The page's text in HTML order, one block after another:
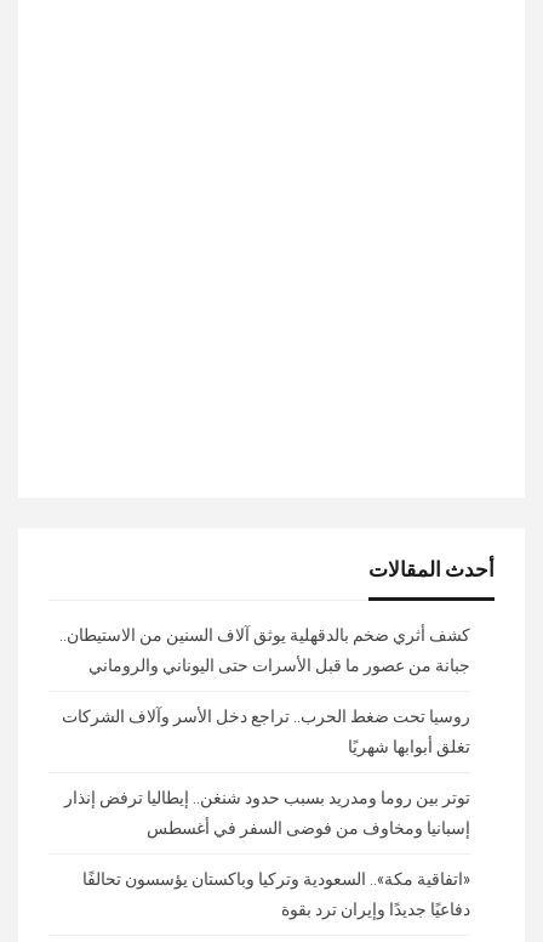
أحدث المقالات
كشف أثري ضخم بالدقهلية يوثق آلاف السنين من الاستيطان..
جبانة من عصور ما قبل الأسرات حتى اليوناني والروماني
روسيا تحت ضغط الحرب.. تراجع دخل الأسر وآلاف الشركات
تغلق أبوابها شهريًا
توتر بين روما ومدريد بسبب حدود شنغن.. إيطاليا ترفض إنذار
إسبانيا ومخاوف من فوضى السفر في أغسطس
«اتفاقية مكة».. السعودية وتركيا وباكستان يؤسسون تحالفًا
دفاعيًا جديدًا وإيران ترد بقوة